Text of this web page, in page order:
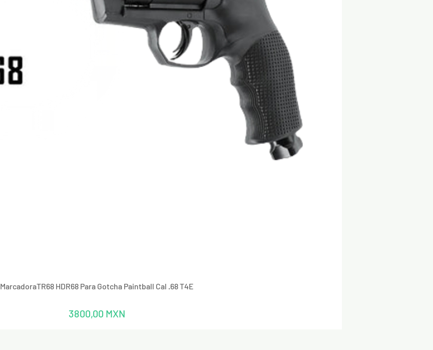
Vista rápida
MarcadoraTR68 HDR68 Para Gotcha Paintball Cal .68 T4E
Precio
3800,00 MXN